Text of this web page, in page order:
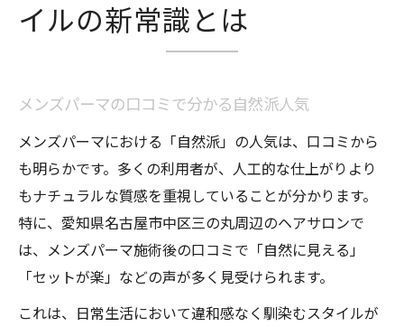
イルの新常識とは
メンズパーマの口コミで分かる自然派人気
メンズパーマにおける「自然派」の人気は、口コミから
も明らかです。多くの利用者が、人工的な仕上がりより
もナチュラルな質感を重視していることが分かります。
特に、愛知県名古屋市中区三の丸周辺のヘアサロンで
は、メンズパーマ施術後の口コミで「自然に見える」
「セットが楽」などの声が多く見受けられます。
これは、日常生活において違和感なく馴染むスタイルが